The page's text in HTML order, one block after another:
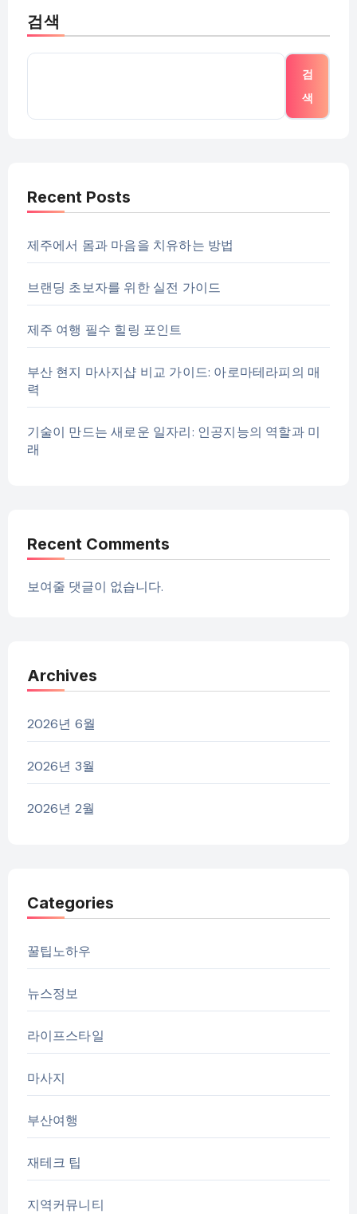
검색
검
색
Recent Posts
제주에서 몸과 마음을 치유하는 방법
브랜딩 초보자를 위한 실전 가이드
제주 여행 필수 힐링 포인트
부산 현지 마사지샵 비교 가이드: 아로마테라피의 매
력
기술이 만드는 새로운 일자리: 인공지능의 역할과 미
래
Recent Comments
보여줄 댓글이 없습니다.
Archives
2026년 6월
2026년 3월
2026년 2월
Categories
꿀팁노하우
뉴스정보
라이프스타일
마사지
부산여행
재테크 팁
지역커뮤니티